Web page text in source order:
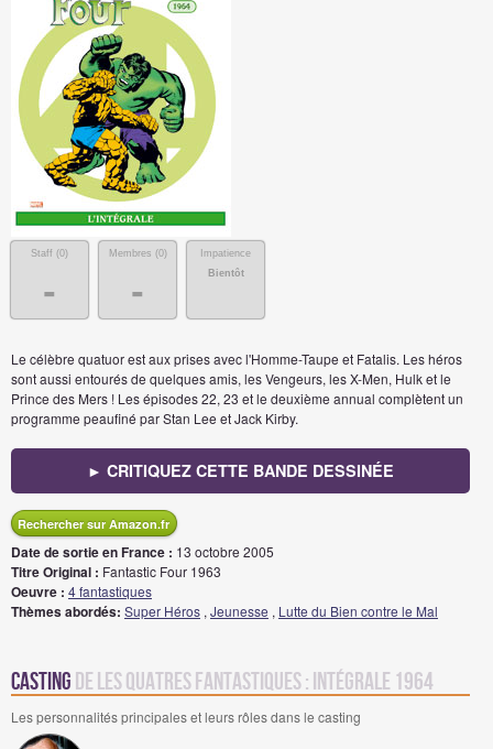
Staff (0)
-
Membres (0)
-
Impatience
Bientôt
Le célèbre quatuor est aux prises avec l'Homme-Taupe et Fatalis. Les héros
sont aussi entourés de quelques amis, les Vengeurs, les X-Men, Hulk et le
Prince des Mers ! Les épisodes 22, 23 et le deuxième annual complètent un
programme peaufiné par Stan Lee et Jack Kirby.
► CRITIQUEZ CETTE BANDE DESSINÉE
Rechercher sur Amazon.fr
Date de sortie en France : 13 octobre 2005
Titre Original : Fantastic Four 1963
Oeuvre : 4 fantastiques
Thèmes abordés: Super Héros , Jeunesse , Lutte du Bien contre le Mal
Casting de Les Quatres fantastiques : Intégrale 1964
Les personnalités principales et leurs rôles dans le casting